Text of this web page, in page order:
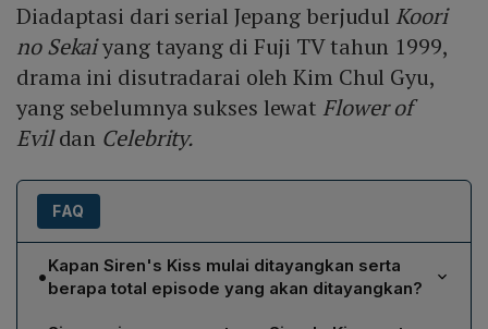
Diadaptasi dari serial Jepang berjudul Koori
no Sekaiyang tayang di Fuji TV tahun 1999,
drama ini disutradarai oleh Kim Chul Gyu,
yang sebelumnya sukses lewat Flower of
Evildan Celebrity.
FAQ
•Kapan Siren's Kiss mulai ditayangkan serta
berapa total episode yang akan ditayangkan?
Siren's Kiss akan mulai ditayangkan di TvN dan Prime